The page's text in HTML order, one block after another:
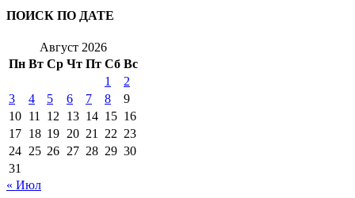
ПОИСК ПО ДАТЕ
Август 2026
Пн Вт Ср Чт Пт Сб Вс
1
2
3
4 5 6 7 8
9
10 11 12 13 14 15 16
17 18 19 20 21 22 23
24 25 26 27 28 29 30
31
« Июл